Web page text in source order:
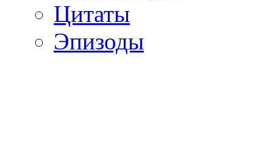
Цитаты
Эпизоды